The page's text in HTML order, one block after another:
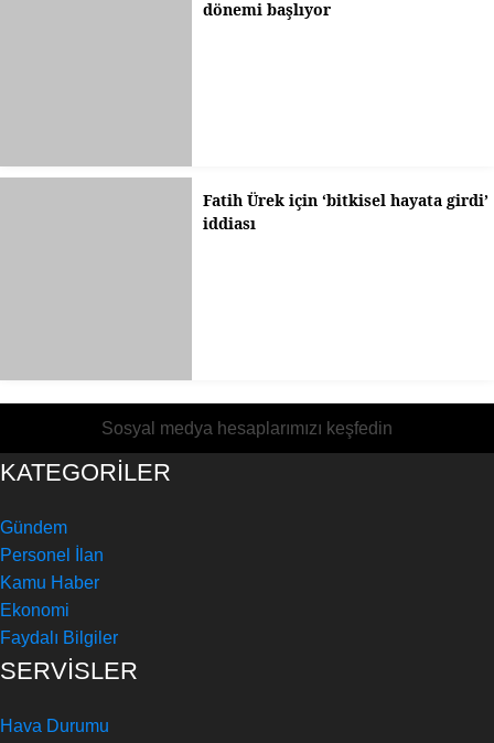
dönemi başlıyor
Fatih Ürek için ‘bitkisel hayata girdi’
iddiası
Sosyal medya hesaplarımızı keşfedin
KATEGORİLER
Gündem
Personel İlan
Kamu Haber
Ekonomi
Faydalı Bilgiler
SERVİSLER
Hava Durumu